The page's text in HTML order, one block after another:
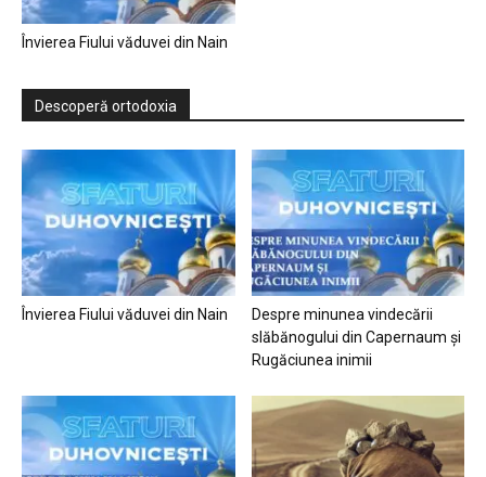
Învierea Fiului văduvei din Nain
Descoperă ortodoxia
Învierea Fiului văduvei din Nain
Despre minunea vindecării
slăbănogului din Capernaum și
Rugăciunea inimii